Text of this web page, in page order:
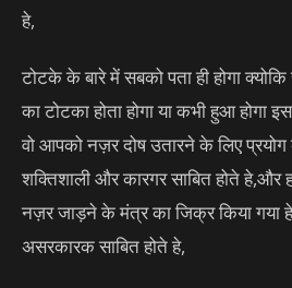
हे,
टोटके के बारे में सबको पता ही होगा
का टोटका होता होगा या कभी हुआ होगा
वो आपको नज़र दोष उतारने के लिए
शक्तिशाली और कारगर साबित होते हे,और
नज़र जाड़ने के मंत्र का जिक्र किया गया
असरकारक साबित होते हे,